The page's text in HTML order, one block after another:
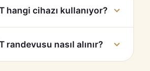
hangi cihazı kullanıyor?
randevusu nasıl alınır?